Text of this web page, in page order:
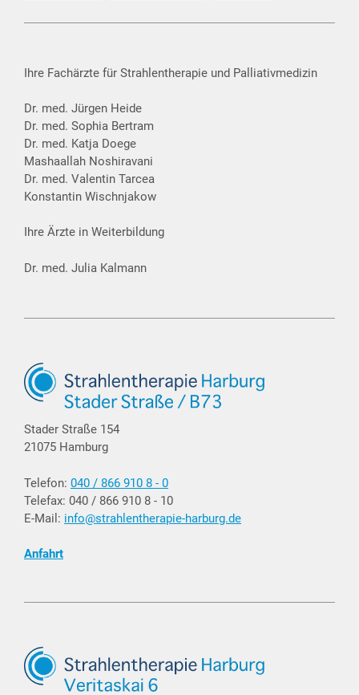
Ihre Fachärzte für Strahlentherapie und Palliativmedizin
Dr. med. Jürgen Heide
Dr. med. Sophia Bertram
Dr. med. Katja Doege
Mashaallah Noshiravani
Dr. med. Valentin Tarcea
Konstantin Wischnjakow
Ihre Ärzte in Weiterbildung
Dr. med. Julia Kalmann
Stader Straße 154
21075 Hamburg
Telefon: 040 / 866 910 8 - 0
Telefax: 040 / 866 910 8 - 10
E-Mail: info@strahlentherapie-harburg.de
Anfahrt